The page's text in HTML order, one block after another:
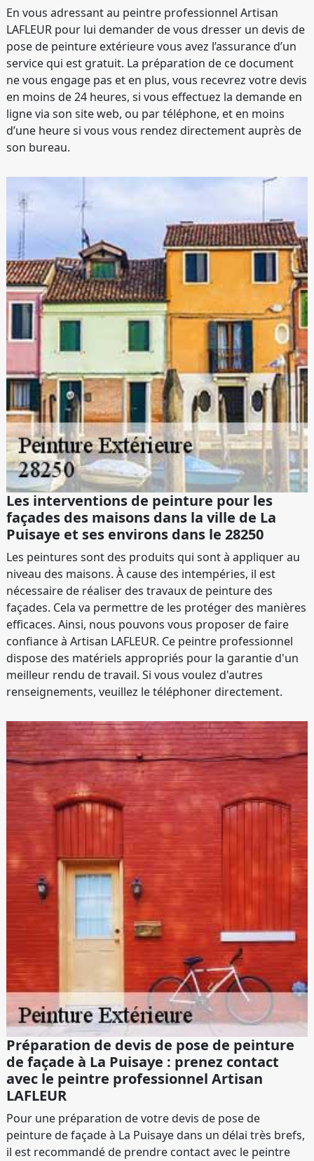
En vous adressant au peintre professionnel Artisan
LAFLEUR pour lui demander de vous dresser un devis de
pose de peinture extérieure vous avez l’assurance d’un
service qui est gratuit. La préparation de ce document
ne vous engage pas et en plus, vous recevrez votre devis
en moins de 24 heures, si vous effectuez la demande en
ligne via son site web, ou par téléphone, et en moins
d’une heure si vous vous rendez directement auprès de
son bureau.
Les interventions de peinture pour les
façades des maisons dans la ville de La
Puisaye et ses environs dans le 28250
Les peintures sont des produits qui sont à appliquer au
niveau des maisons. À cause des intempéries, il est
nécessaire de réaliser des travaux de peinture des
façades. Cela va permettre de les protéger des manières
efficaces. Ainsi, nous pouvons vous proposer de faire
confiance à Artisan LAFLEUR. Ce peintre professionnel
dispose des matériels appropriés pour la garantie d'un
meilleur rendu de travail. Si vous voulez d'autres
renseignements, veuillez le téléphoner directement.
Préparation de devis de pose de peinture
de façade à La Puisaye : prenez contact
avec le peintre professionnel Artisan
LAFLEUR
Pour une préparation de votre devis de pose de
peinture de façade à La Puisaye dans un délai très brefs,
il est recommandé de prendre contact avec le peintre